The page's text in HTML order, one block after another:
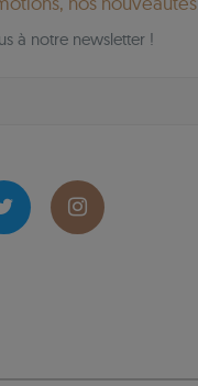
à notre newsletter !